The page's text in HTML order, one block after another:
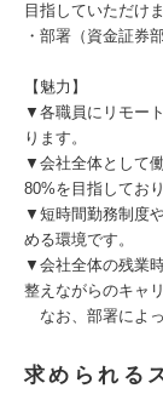
目指していただけま
・部署（資金証券
【魅力】
▼各職員にリモー
ります。
▼会社全体として
80%を目指しており
▼短時間勤務制度
める環境です。
▼会社全体の残業
整えながらのキャ
なお、部署によ
求められる